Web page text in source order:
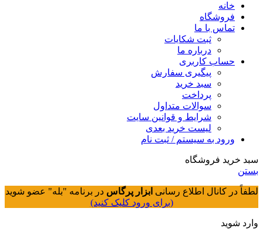
خانه
فروشگاه
تماس با ما
ثبت شکایات
درباره ما
حساب کاربری
پیگیری سفارش
سبد خرید
پرداخت
سوالات متداول
شرایط و قوانین سایت
لیست خرید بعدی
ورود به سیستم / ثبت نام
سبد خرید فروشگاه
بستن
لطفاً در کانال اطلاع رسانی ابزار پرگاس در برنامه "بله" عضو شوید
(برای ورود کلیک کنید)
وارد شوید